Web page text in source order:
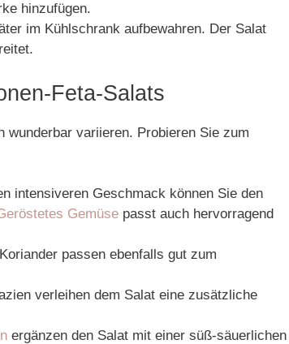
hinzufügen.
im Kühlschrank aufbewahren. Der Salat
Feta-Salats
wunderbar variieren. Probieren Sie zum
intensiveren Geschmack können Sie den
Gemüse passt auch hervorragend
passen ebenfalls gut zum
verleihen dem Salat eine zusätzliche
ergänzen den Salat mit einer süß-säuerlichen